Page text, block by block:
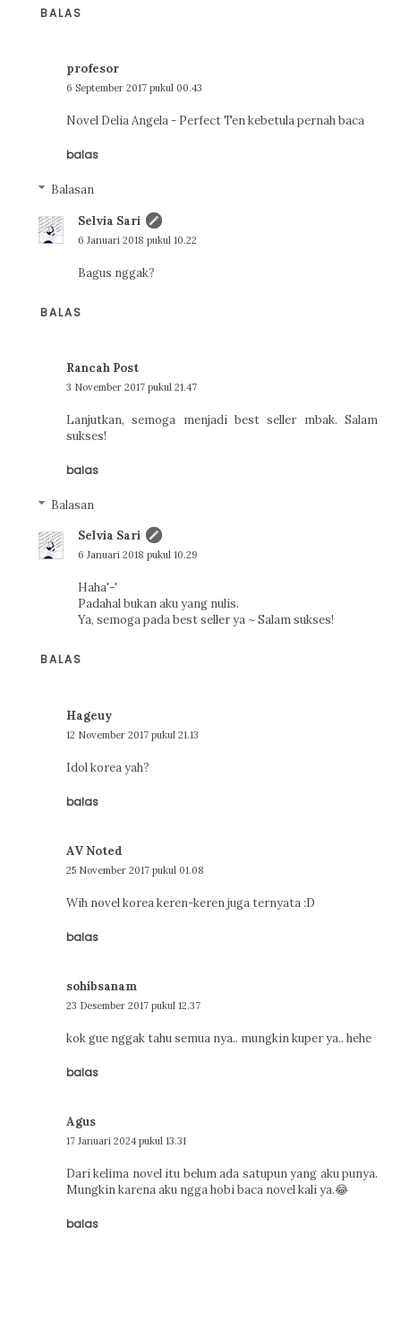
BALAS
profesor
6 September 2017 pukul 00.43
Novel Delia Angela - Perfect Ten kebetula pernah baca
balas
Balasan
Selvia Sari
6 Januari 2018 pukul 10.22
Bagus nggak?
BALAS
Rancah Post
3 November 2017 pukul 21.47
Lanjutkan, semoga menjadi best seller mbak. Salam
sukses!
balas
Balasan
Selvia Sari
6 Januari 2018 pukul 10.29
Haha'-'
Padahal bukan aku yang nulis.
Ya, semoga pada best seller ya ~ Salam sukses!
BALAS
Hageuy
12 November 2017 pukul 21.13
Idol korea yah?
balas
AV Noted
25 November 2017 pukul 01.08
Wih novel korea keren-keren juga ternyata :D
balas
sohibsanam
23 Desember 2017 pukul 12.37
kok gue nggak tahu semua nya.. mungkin kuper ya.. hehe
balas
Agus
17 Januari 2024 pukul 13.31
Dari kelima novel itu belum ada satupun yang aku punya.
Mungkin karena aku ngga hobi baca novel kali ya.😂
balas